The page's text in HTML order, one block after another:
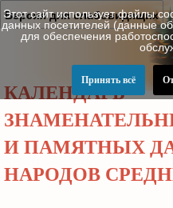
Версия для слабовидящих
КАЛЕНДАРЬ
И ПАМЯТНЫХ
НАРОДОВ
Этот сайт использует файлы
данных посетителей (данные
для обеспечения
Принять всё